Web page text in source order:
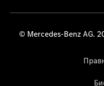
© Mercedes-Benz AG.